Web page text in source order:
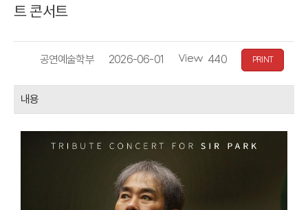
트 콘서트
자
공연예술학부
자
2026-06-01 440 PRINT
내용